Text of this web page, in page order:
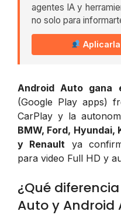
agentes IA y
no solo para
Android Auto gana
(Google Play apps)
CarPlay y la
BMW, Ford,
y Renault ya
para video Full HD y
¿Qué
Auto y Android